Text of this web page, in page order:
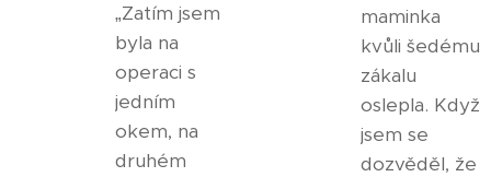
„Zatím jsem
byla na
operaci s
jedním
okem, na
druhém
maminka
kvůli šedému
zákalu
oslepla. Když
jsem se
dozvěděl, že